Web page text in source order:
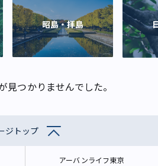
昭島・拝島
つかりませんでした。
ジトップ
アーバンライフ東京